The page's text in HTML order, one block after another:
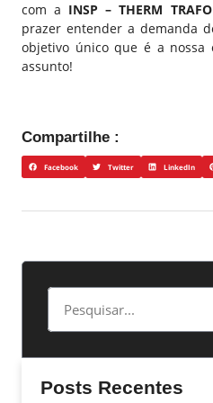
Posts Recentes
com a INSP – THERM TRAFO
prazer entender a demanda
objetivo único que é a nossa
assunto!
Compartilhe :
Facebook Twitter LinkedIn